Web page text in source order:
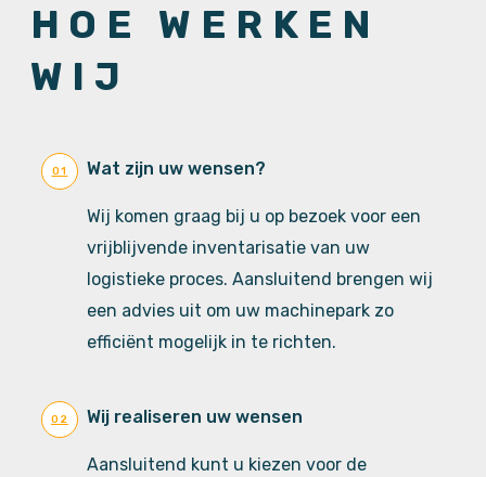
HOE WERKEN
WIJ
01 Wat zijn uw wensen?
Wij komen graag bij u op bezoek voor een
vrijblijvende inventarisatie van uw
logistieke proces. Aansluitend brengen wij
een advies uit om uw machinepark zo
efficiënt mogelijk in te richten.
02 Wij realiseren uw wensen
Aansluitend kunt u kiezen voor de